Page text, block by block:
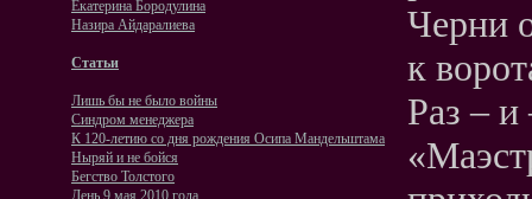
Екатерина Бородулина
Назира Айдаралиева
Статьи
Лишь бы не было войны
Синдром менеджера
К 120-летию со дня рождения Осипа Мандельштама
Ныряй и не бойся
Бегство Толстого
День 9 мая 2010 года
Черни
к
Раз –